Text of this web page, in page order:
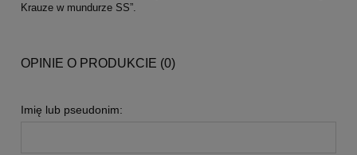
Krauze w mundurze SS”.
OPINIE O PRODUKCIE (0)
Imię lub pseudonim: